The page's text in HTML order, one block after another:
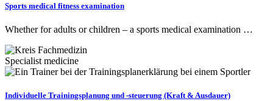
Sports medical fitness examination
Whether for adults or children – a sports medical examination …
Specialist medicine
Individuelle Trainingsplanung und -steuerung (Kraft & Ausdauer)